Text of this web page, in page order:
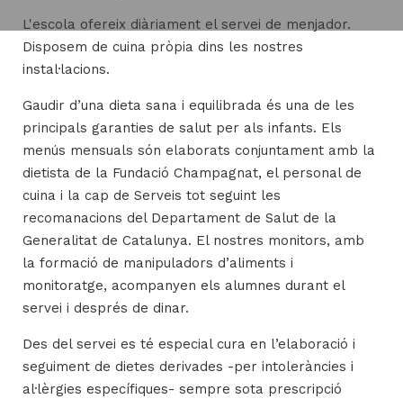
L'escola ofereix diàriament el servei de menjador.
Disposem de cuina pròpia dins les nostres
instal·lacions.
Gaudir d’una dieta sana i equilibrada és una de les
principals garanties de salut per als infants. Els
menús mensuals són elaborats conjuntament amb la
dietista de la Fundació Champagnat, el personal de
cuina i la cap de Serveis tot seguint les
recomanacions del Departament de Salut de la
Generalitat de Catalunya. El nostres monitors, amb
la formació de manipuladors d’aliments i
monitoratge, acompanyen els alumnes durant el
servei i després de dinar.
Des del servei es té especial cura en l’elaboració i
seguiment de dietes derivades -per intoleràncies i
al·lèrgies específiques- sempre sota prescripció